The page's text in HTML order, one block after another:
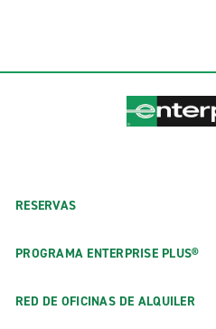
RESERVAS
PROGRAMA ENTERPRISE PLUS®
RED DE OFICINAS DE ALQUILER